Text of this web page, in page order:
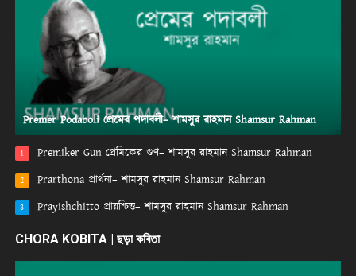
Premer Podaboli প্রেমের পদাবলী– শামসুর রাহমান Shamsur Rahman
1 Premiker Gun প্রেমিকের গুণ– শামসুর রাহমান Shamsur Rahman
2 Prarthona প্রার্থনা– শামসুর রাহমান Shamsur Rahman
3 Prayishchitto প্রায়শ্চিত্ত– শামসুর রাহমান Shamsur Rahman
CHORA KOBITA | ছড়া কবিতা